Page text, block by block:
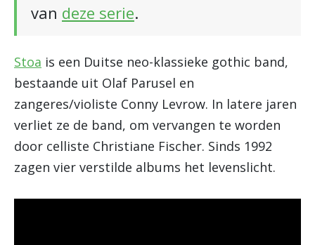
van deze serie.
Stoa is een Duitse neo-klassieke gothic band,
bestaande uit Olaf Parusel en
zangeres/violiste Conny Levrow. In latere jaren
verliet ze de band, om vervangen te worden
door celliste Christiane Fischer. Sinds 1992
zagen vier verstilde albums het levenslicht.